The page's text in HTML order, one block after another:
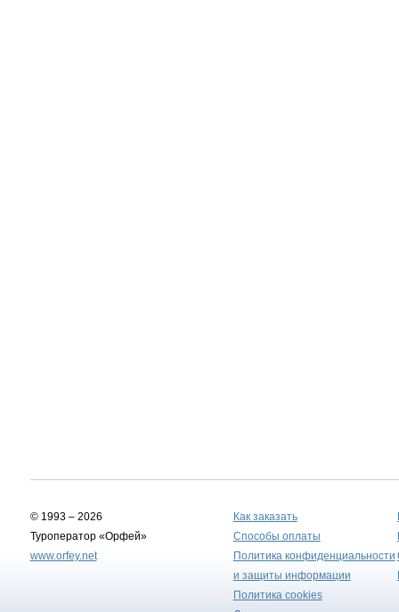
© 1993 – 2026
Туроператор «Орфей»
www.orfey.net
Как заказать
Способы оплаты
Политика конфиденциальности
и защиты информации
Политика cookies